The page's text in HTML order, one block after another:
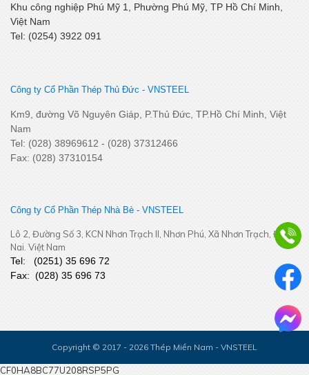
Khu công nghiệp Phú Mỹ 1, Phường Phú Mỹ, TP Hồ Chí Minh,
Việt Nam
Tel: (0254) 3922 091
Công ty Cổ Phần Thép Thủ Đức - VNSTEEL
Km9, đường Võ Nguyên Giáp, P.Thủ Đức, TP.Hồ Chí Minh, Việt
Nam
Tel: (028) 38969612 - (028) 37312466
Fax: (028) 37310154
Công ty Cổ Phần Thép Nhà Bè - VNSTEEL
Lô 2, Đường Số 3, KCN Nhơn Trạch II, Nhơn Phú, Xã Nhơn Trạch, Đồng
Nai. Việt Nam
Tel: (0251) 35 696 72
Fax: (028) 35 696 73
Copyright © 2017 - 2026 Thép Miền Nam - VNSTEEL
CF0HA8BC77U208RSP5PG